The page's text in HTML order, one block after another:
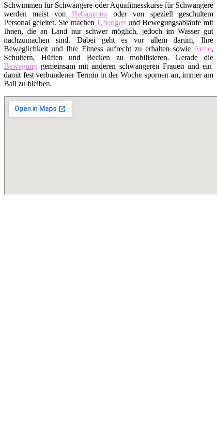
Schwimmen für Schwangere oder Aquafitnesskurse für Schwangere
werden meist von Hebammen oder von speziell geschultem
Personal geleitet. Sie machen Übungen und Bewegungsabläufe mit
Ihnen, die an Land nur schwer möglich, jedoch im Wasser gut
nachzumachen sind. Dabei geht es vor allem darum, Ihre
Beweglichkeit und Ihre Fitness aufrecht zu erhalten sowie Arme,
Schultern, Hüften und Becken zu mobilisieren. Gerade die
Bewegung gemeinsam mit anderen schwangeren Frauen und ein
damit fest verbundener Termin in der Woche spornen an, immer am
Ball zu bleiben.